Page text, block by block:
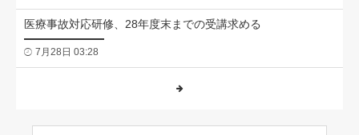
医療事故対応研修、28年度末までの受講求める
7月28日 03:28